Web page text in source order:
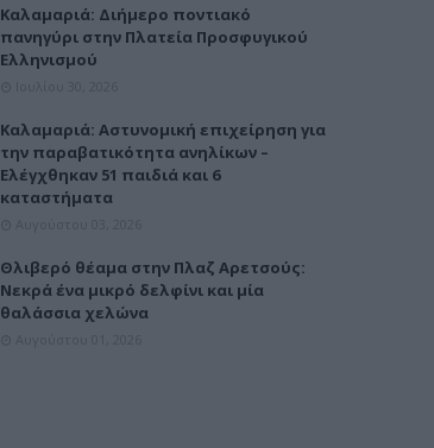
Καλαμαριά: Διήμερο ποντιακό
πανηγύρι στην Πλατεία Προσφυγικού
Ελληνισμού
Καλαμαριά: Αστυνομική επιχείρηση για
την παραβατικότητα ανηλίκων –
Ελέγχθηκαν 51 παιδιά και 6
καταστήματα
Θλιβερό θέαμα στην Πλαζ Αρετσούς:
Νεκρά ένα μικρό δελφίνι και μία
θαλάσσια χελώνα